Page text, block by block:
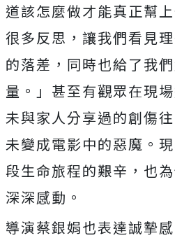
道該怎麼做才能真正幫上
很多反思，讓我們看見
的落差， 同時也給了我
量。」 甚至有觀眾在現
未與家人分享過的創傷往
未變成電影中的惡魔。
段生命旅程的艱辛， 也
深深感動。
導演蔡銀娟也表達誠摯